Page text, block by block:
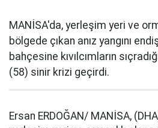
MANİSA'da, yerleşim yeri ve
bölgede çıkan anız yangını
bahçesine kıvılcımların
(58) sinir krizi geçirdi.
Ersan ERDOĞAN/ MANİSA,